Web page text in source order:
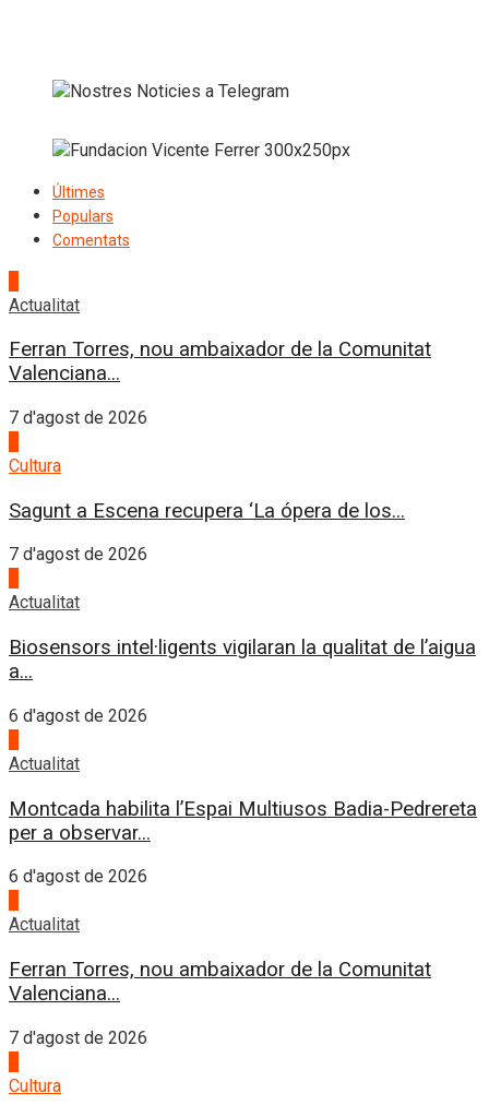
Últimes
Populars
Comentats
Actualitat
Ferran Torres, nou ambaixador de la Comunitat
Valenciana...
7 d'agost de 2026
Cultura
Sagunt a Escena recupera ‘La ópera de los...
7 d'agost de 2026
Actualitat
Biosensors intel·ligents vigilaran la qualitat de l’aigua
a...
6 d'agost de 2026
Actualitat
Montcada habilita l’Espai Multiusos Badia-Pedrereta
per a observar...
6 d'agost de 2026
Actualitat
Ferran Torres, nou ambaixador de la Comunitat
Valenciana...
7 d'agost de 2026
Cultura